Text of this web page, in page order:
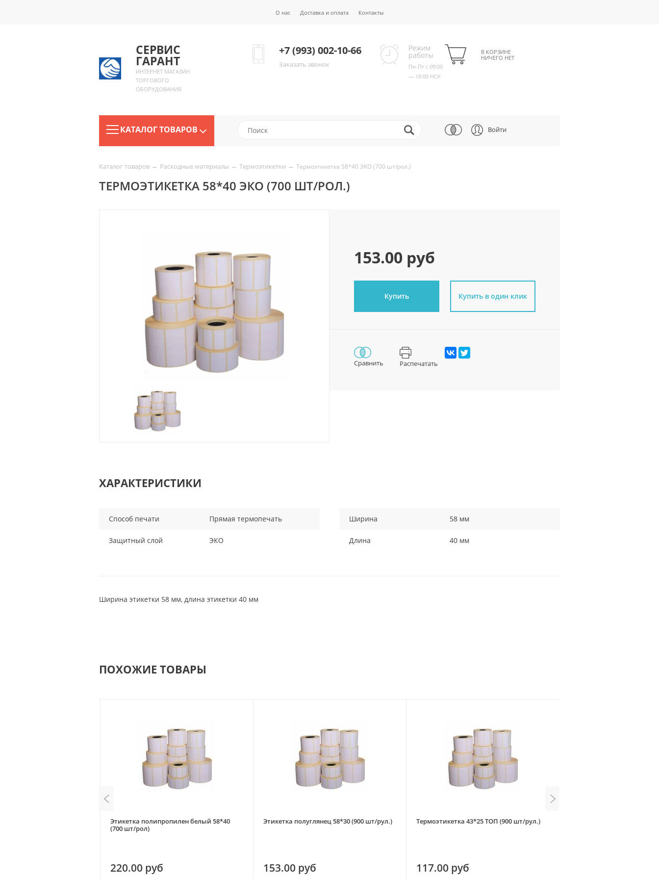
О нас Доставка и оплата Контакты
СЕРВИС
ГАРАНТ
ИНТЕРНЕТ МАГАЗИН
ТОРГОВОГО
ОБОРУДОВАНИЯ
+7 (993) 002-10-66
Заказать звонок
Режим
работы
Пн-Пт с 09:00
— 18:00 НСК
В КОРЗИНЕ
НИЧЕГО НЕТ
КАТАЛОГ ТОВАРОВ Войти
Каталог товаров → Расходные материалы → Термоэтикетки → Термоэтикетка 58*40 ЭКО (700 шт/рол.)
ТЕРМОЭТИКЕТКА 58*40 ЭКО (700 ШТ/РОЛ.)
153.00 руб
Купить Купить в один клик
Сравнить Распечатать
ХАРАКТЕРИСТИКИ
Способ печати Прямая термопечать
Защитный слой ЭКО
Ширина 58 мм
Длина 40 мм
Ширина этикетки 58 мм, длина этикетки 40 мм
ПОХОЖИЕ ТОВАРЫ
Этикетка полипропилен белый 58*40
(700 шт/рол)
220.00 руб
Этикетка полуглянец 58*30 (900 шт/рул.)
153.00 руб
Термоэтикетка 43*25 ТОП (900 шт/рул.)
117.00 руб